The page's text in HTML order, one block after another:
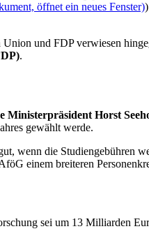
öffnet ein neues Fenster)
Union und FDP verwiesen
.
Ministerpräsident Horst
gewählt werde.
wenn die Studiengebühren
einem breiteren
sei um 13 Milliarden